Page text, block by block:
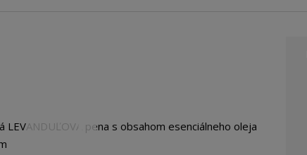
pena s obsahom esenciálneho oleja